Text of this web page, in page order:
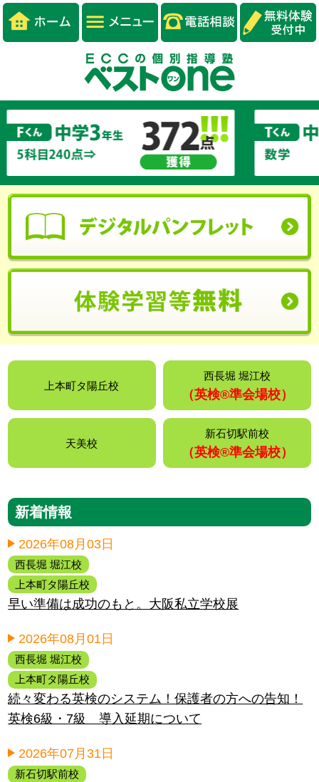
上本町タ陽丘校
西長堀 堀江校
（英検®️準会場校）
天美校
新石切駅前校
（英検®️準会場校）
新着情報
2026年08月03日
西長堀 堀江校
上本町タ陽丘校
早い準備は成功のもと。大阪私立学校展
2026年08月01日
西長堀 堀江校
上本町タ陽丘校
続々変わる英検のシステム！保護者の方への告知！
英検6級・7級 導入延期について
2026年07月31日
新石切駅前校